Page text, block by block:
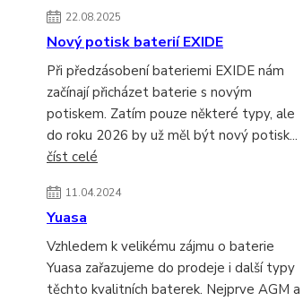
22.08.2025
Nový potisk baterií EXIDE
Při předzásobení bateriemi EXIDE nám
začínají přicházet baterie s novým
potiskem. Zatím pouze některé typy, ale
do roku 2026 by už měl být nový potisk...
číst celé
11.04.2024
Yuasa
Vzhledem k velikému zájmu o baterie
Yuasa zařazujeme do prodeje i další typy
těchto kvalitních baterek. Nejprve AGM a